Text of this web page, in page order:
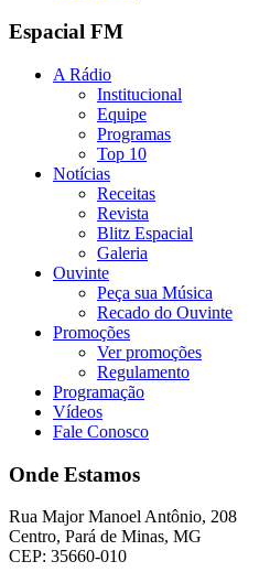
Espacial FM
A Rádio
Institucional
Equipe
Programas
Top 10
Notícias
Receitas
Revista
Blitz Espacial
Galeria
Ouvinte
Peça sua Música
Recado do Ouvinte
Promoções
Ver promoções
Regulamento
Programação
Vídeos
Fale Conosco
Onde Estamos
Rua Major Manoel Antônio, 208
Centro, Pará de Minas, MG
CEP: 35660-010